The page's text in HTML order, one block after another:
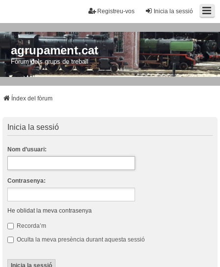
Inicia la sessió
Registreu-vos
agrupament.cat
Fòrum dels grups de treball
Índex del fòrum
Inicia la sessió
Nom d’usuari:
Contrasenya:
He oblidat la meva contrasenya
Recorda’m
Oculta la meva presència durant aquesta sessió